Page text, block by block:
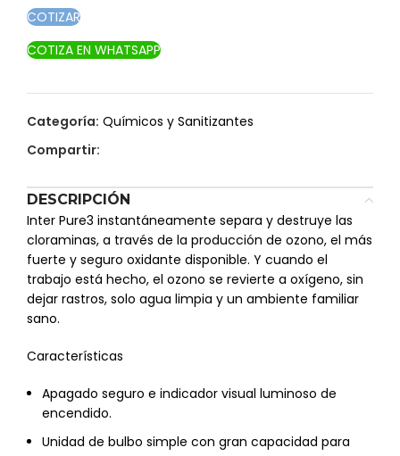
COTIZAR
COTIZA EN WHATSAPP
Categoría: Químicos y Sanitizantes
Compartir:
DESCRIPCIÓN
Inter Pure3 instantáneamente separa y destruye las
cloraminas, a través de la producción de ozono, el más
fuerte y seguro oxidante disponible. Y cuando el
trabajo está hecho, el ozono se revierte a oxígeno, sin
dejar rastros, solo agua limpia y un ambiente familiar
sano.
Características
Apagado seguro e indicador visual luminoso de
encendido.
Unidad de bulbo simple con gran capacidad para